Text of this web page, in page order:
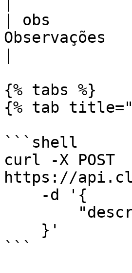
| obs
Observações
{% tabs %}
{% tab
```shell
curl -X POST
https://
```